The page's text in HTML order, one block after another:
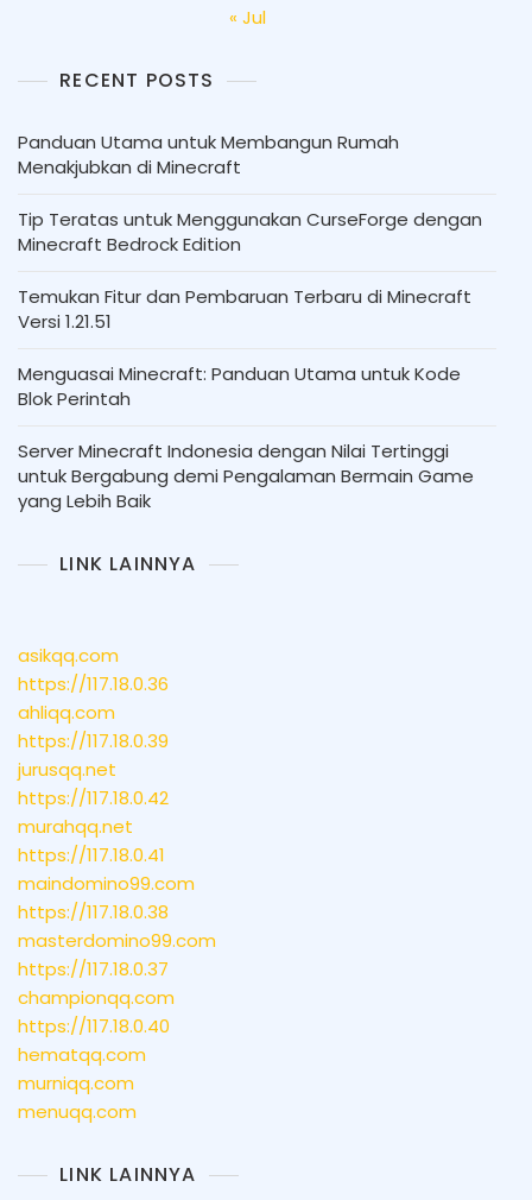
« Jul
RECENT POSTS
Panduan Utama untuk Membangun Rumah
Menakjubkan di Minecraft
Tip Teratas untuk Menggunakan CurseForge dengan
Minecraft Bedrock Edition
Temukan Fitur dan Pembaruan Terbaru di Minecraft
Versi 1.21.51
Menguasai Minecraft: Panduan Utama untuk Kode
Blok Perintah
Server Minecraft Indonesia dengan Nilai Tertinggi
untuk Bergabung demi Pengalaman Bermain Game
yang Lebih Baik
LINK LAINNYA
asikqq.com
https://117.18.0.36
ahliqq.com
https://117.18.0.39
jurusqq.net
https://117.18.0.42
murahqq.net
https://117.18.0.41
maindomino99.com
https://117.18.0.38
masterdomino99.com
https://117.18.0.37
championqq.com
https://117.18.0.40
hematqq.com
murniqq.com
menuqq.com
LINK LAINNYA